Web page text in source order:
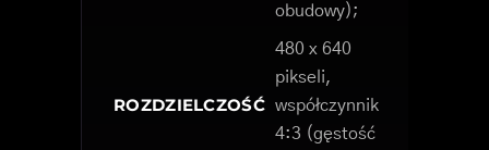
obudowy);
ROZDZIELCZOŚĆ
480 x 640
pikseli,
współczynnik
4:3 (gęstość